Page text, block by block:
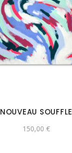
NOUVEAU SOUFFLE
150,00 €